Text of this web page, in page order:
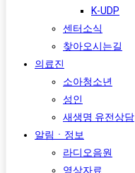
K-UDP
센터소식
찾아오시는길
의료진
소아청소년
성인
새생명 유전상담
알림ㆍ정보
라디오음원
영상자료